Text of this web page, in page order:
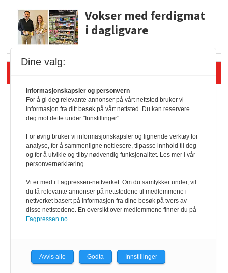
Vokser med ferdigmat
i dagligvare
Rema-flaggskip
dundrer videre
Slik opprettholdes
ølsalget
Færre varer, men fulle
hyller
KI lager mat i butikken
Dine valg:
Informasjonskapsler og personvern
For å gi deg relevante annonser på vårt nettsted bruker vi
informasjon fra ditt besøk på vårt nettsted. Du kan reservere
deg mot dette under "Innstillinger".
For øvrig bruker vi informasjonskapsler og lignende verktøy for
analyse, for å sammenligne nettlesere, tilpasse innhold til deg
og for å utvikle og tilby nødvendig funksjonalitet. Les mer i vår
personvernerklæring.
Vi er med i Fagpressen-nettverket. Om du samtykker under, vil
du få relevante annonser på nettstedene til medlemmene i
nettverket basert på informasjon fra dine besøk på tvers av
disse nettstedene. En oversikt over medlemmene finner du på
Fagpressen.no.
Avvis alle Godta Innstillinger